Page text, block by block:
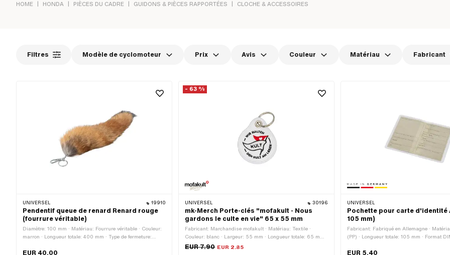
HOME | HONDA | PIÈCES DU CADRE | GUIDONS & PIÈCES RAPPORTÉES | CLOCHE & ACCESSOIRES
Filtres Modèle de cyclomoteur Prix Avis Couleur Matériau Fabricant
UNIVERSEL 19910
Pendentif queue de renard Renard rouge
(fourrure véritable)
Diamètre: 100 mm · Matériau: Fourrure véritable · Couleur:
marron · Longueur totale: 400 mm · Type de fermeture:
EUR 40.00
- 63 %
UNIVERSEL 30196
mk-Merch Porte-clés "mofakult - Nous
gardons le culte en vie" 65 x 55 mm
Fabricant: Marchandise mofakult · Matériau: Textile ·
Couleur: blanc · Largeur: 55 mm · Longueur totale: 65 mm ·
Type de fermeture: Porte-clés
EUR 7.90 EUR 2.85
UNIVERSEL
Pochette pour carte d'identité
105 mm)
Fabricant: Fabriqué en Allemagne ·
(PP) · Longueur totale: 105 mm · Format
EUR 5.40